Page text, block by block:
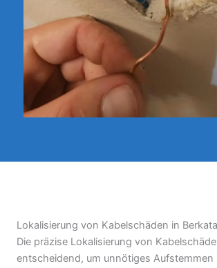
Lokalisierung von Kabelschäden in
Die präzise Lokalisierung von
entscheidend, um unnötiges Aufstemmen